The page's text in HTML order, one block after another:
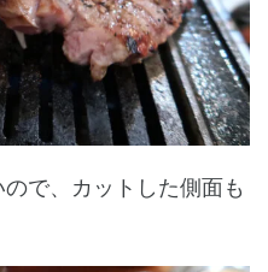
で、カットした側面も